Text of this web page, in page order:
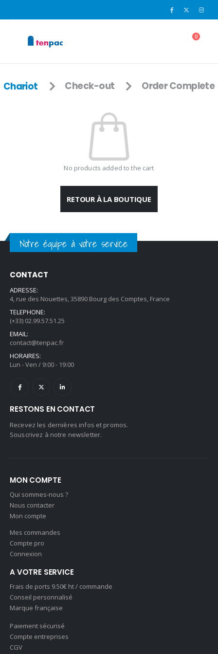
0
Chariot Check-out Order Complete
No products added to the cart
RETOUR À LA BOUTIQUE
Notre équipe à votre service
CONTACT
ADRESSE:
4, rue des Nouettes, 35890 Bourg des Comptes, France
TELEPHONE:
(+33) 02.99.57.51.25
EMAIL:
contact@tenpac.fr
HORAIRES:
Lun - Ven / 9:00 - 19:00
RESTONS EN CONTACT
Recevez les dernières infos et promos.
Souscrivez à notre newsletter.
MON COMPTE
Qui sommes-nous ?
Nous contacter
Mon compte
Mes commandes
Compte pro
Connexion
A VOTRE SERVICE
Frais de ports 9.50€ ht / commande
Conseil personnalisé
Marque française
Paiement sécurisé
Compte entreprises
CGV